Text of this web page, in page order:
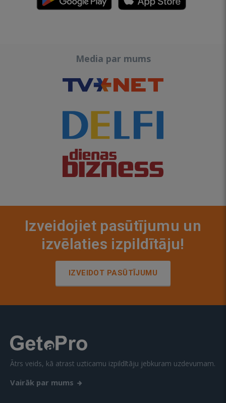
Media par mums
Izveidojiet pasūtījumu un
izvēlaties izpildītāju!
IZVEIDOT PASŪTĪJUMU
Ātrs veids, kā atrast uzticamu izpildītāju jebkuram uzdevumam.
Vairāk par mums